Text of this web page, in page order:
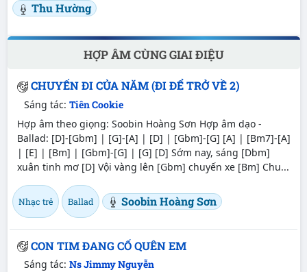
Thu Hường
HỢP ÂM CÙNG GIAI ĐIỆU
CHUYẾN ĐI CỦA NĂM (ĐI ĐỂ TRỞ VỀ 2)
Sáng tác: Tiên Cookie
Hợp âm theo giọng: Soobin Hoàng Sơn Hợp âm dạo -
Ballad: [D]-[Gbm] | [G]-[A] | [D] | [Gbm]-[G] [A] | [Bm7]-[A]
| [E] | [Bm] | [Gbm]-[G] | [G] [D] Sớm nay, sáng [Dbm]
xuân tinh mơ [D] Vội vàng lên [Gbm] chuyến xe [Bm] Chu...
Nhạc trẻ Ballad Soobin Hoàng Sơn
CON TIM ĐANG CỐ QUÊN EM
Sáng tác: Ns Jimmy Nguyễn